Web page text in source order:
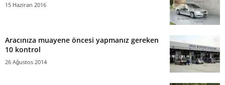
15 Haziran 2016
Aracınıza muayene öncesi yapmanız gereken
10 kontrol
26 Ağustos 2014